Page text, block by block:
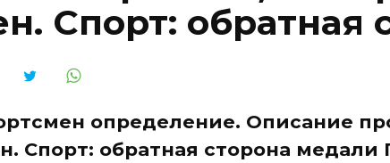
Спорт: обратная
определение. Описание
Спорт: обратная сторона